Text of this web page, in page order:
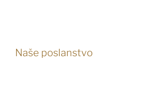
Naše poslanstvo